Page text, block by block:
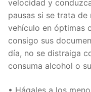
velocidad y
pausas si se trata
vehículo en óptimas
consigo sus
día, no se distraiga
consuma alcohol o
• Hágales a los